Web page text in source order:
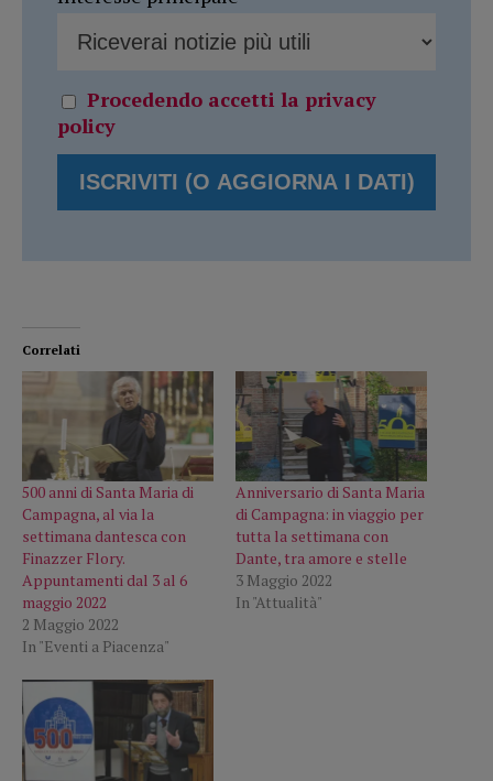
Procedendo accetti la privacy
policy
Correlati
500 anni di Santa Maria di
Campagna, al via la
settimana dantesca con
Finazzer Flory.
Appuntamenti dal 3 al 6
maggio 2022
2 Maggio 2022
In "Eventi a Piacenza"
Anniversario di Santa Maria
di Campagna: in viaggio per
tutta la settimana con
Dante, tra amore e stelle
3 Maggio 2022
In "Attualità"